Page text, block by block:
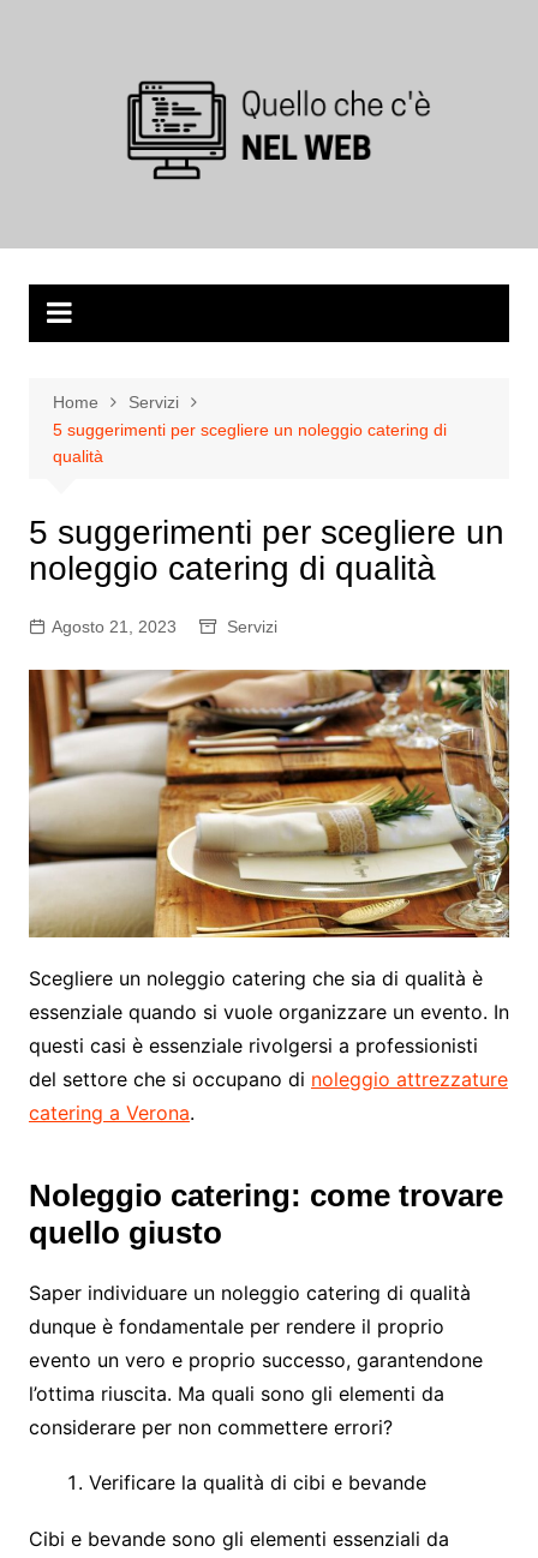
Home
Servizi
5 suggerimenti per scegliere un noleggio catering di
qualità
5 suggerimenti per scegliere un
noleggio catering di qualità
Agosto 21, 2023 Servizi
Scegliere un noleggio catering che sia di qualità è
essenziale quando si vuole organizzare un evento. In
questi casi è essenziale rivolgersi a professionisti
del settore che si occupano di noleggio attrezzature
catering a Verona.
Noleggio catering: come trovare
quello giusto
Saper individuare un noleggio catering di qualità
dunque è fondamentale per rendere il proprio
evento un vero e proprio successo, garantendone
l’ottima riuscita. Ma quali sono gli elementi da
considerare per non commettere errori?
Verificare la qualità di cibi e bevande
Cibi e bevande sono gli elementi essenziali da